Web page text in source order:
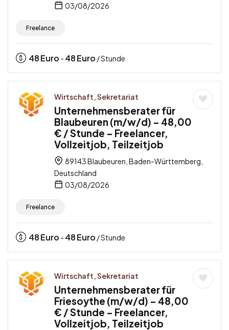
03/08/2026
Freelance
48Euro - 48Euro / Stunde
Wirtschaft, Sekretariat
Unternehmensberater für
Blaubeuren (m/w/d) – 48,00
€ / Stunde – Freelancer,
Vollzeitjob, Teilzeitjob
89143 Blaubeuren, Baden-Württemberg,
Deutschland
03/08/2026
Freelance
48Euro - 48Euro / Stunde
Wirtschaft, Sekretariat
Unternehmensberater für
Friesoythe (m/w/d) – 48,00
€ / Stunde – Freelancer,
Vollzeitjob, Teilzeitjob